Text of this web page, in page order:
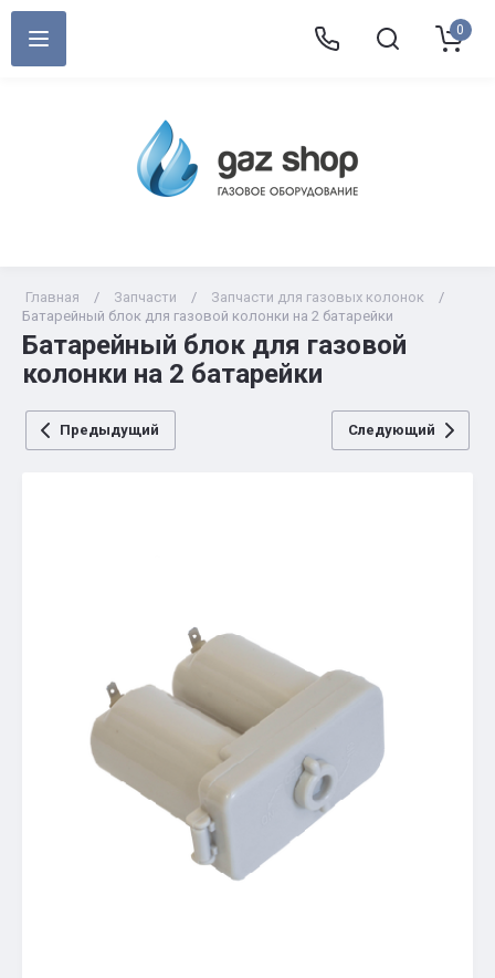
0
Главная / Запчасти / Запчасти для газовых колонок
/
Батарейный блок для газовой колонки на 2 батарейки
Батарейный блок для газовой
колонки на 2 батарейки
Предыдущий Следующий